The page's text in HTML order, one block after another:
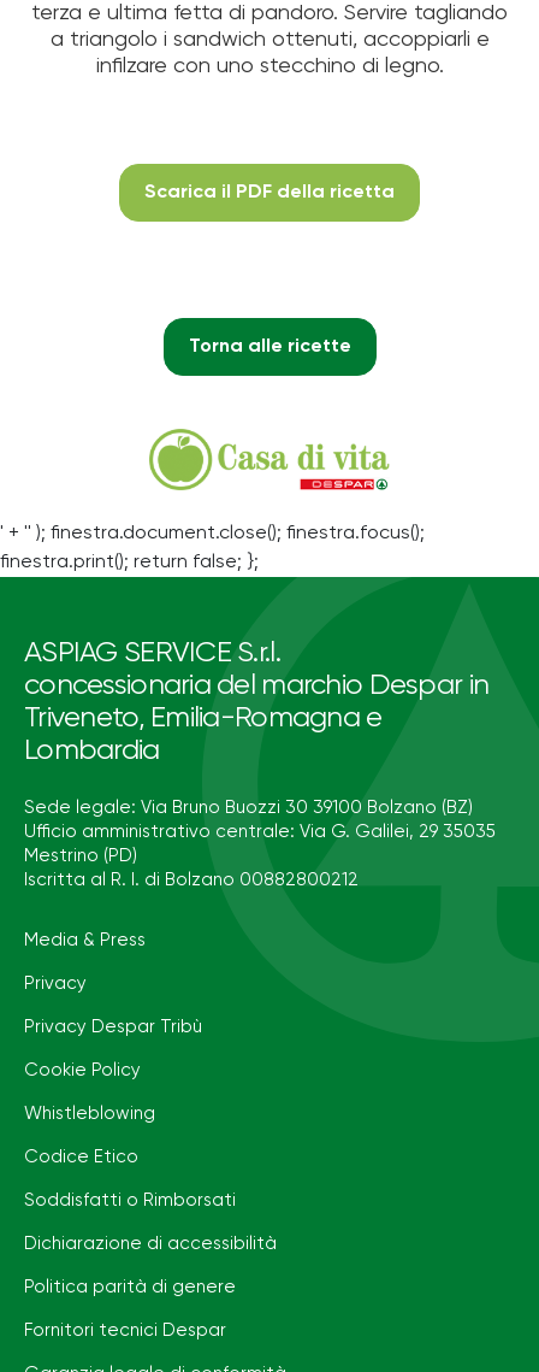
terza e ultima fetta di pandoro. Servire tagliando
a triangolo i sandwich ottenuti, accoppiarli e
infilzare con uno stecchino di legno.
Scarica il PDF della ricetta
Torna alle ricette
' + '' ); finestra.document.close(); finestra.focus();
finestra.print(); return false; };
ASPIAG SERVICE S.r.l.
concessionaria del marchio Despar in
Triveneto, Emilia-Romagna e
Lombardia
Sede legale: Via Bruno Buozzi 30 39100 Bolzano (BZ)
Ufficio amministrativo centrale: Via G. Galilei, 29 35035
Mestrino (PD)
Iscritta al R. I. di Bolzano 00882800212
Media & Press
Privacy
Privacy Despar Tribù
Cookie Policy
Whistleblowing
Codice Etico
Soddisfatti o Rimborsati
Dichiarazione di accessibilità
Politica parità di genere
Fornitori tecnici Despar